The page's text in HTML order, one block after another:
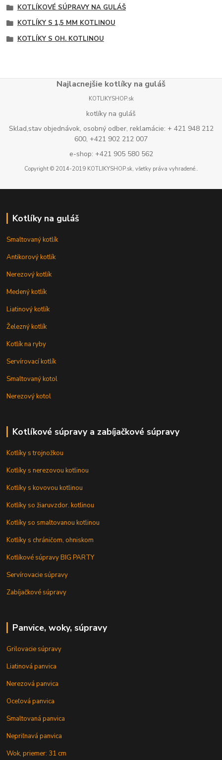
KOTLÍKOVÉ SÚPRAVY NA GULÁŠ
KOTLÍKY S 1,5 MM KOTLINOU
KOTLÍKY S OH. KOTLINOU
Najlacnejšie kotlíky na guláš
KOTLIKYSHOP.sk
kotlíky na guláš
Sklad,stav objednávok, osobný odber, reklamácie: + 421 948 212
600, +421 902 212 007
e-shop: +421 905 580 562
Copyright © 2014-2019 KOTLIKYSHOP.sk, všetky práva vyhradené..
Kotlíky na guláš
Smaltovaný kotlík
Antikorový kotlík
Nerezový kotlík
Medený kotlík
Liatinový kotlík
Železný kotlík
Kotlík na ryby
Servírovací kotlík
Smaltovaný kotol
Nerezový kotol
Kotlíkové súpravy a zabíjačkové súpravy
Kotlíky s trojnožkou
Kotlíky s nerezovou kotlinou
Kotlíky s kovovou kotlinou
Kotlíky so žiaruvzdor. kotlinou
Kotlíky so smaltovanou kotlinou
Kotlíky s chráničom, ohniskom
Kotlíkové súpravy BIG PARTY
Servírovacie súpravy
Zabíjačkové súpravy
Panvice, woky, súpravy
Grilovacie súpravy
Liatinová panvica
Nerezová panvica
Oceľová panvica
Smaltovaná panvica
Nepriľnavá panvica
Wok, priemer: 31 cm